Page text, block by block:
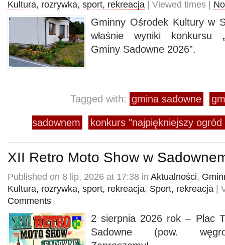
Kultura, rozrywka, sport, rekreacja | Viewed times |
Gminny Ośrodek Kultury w
właśnie wyniki konkursu
Gminy Sadowne 2026”.
Tagged with: gmina sadowne
sadownem konkurs "najpiękniejszy
XII Retro Moto Show w
Published on 8 lip, 2026 at 17:38 in Aktualności,
Kultura, rozrywka, sport, rekreacja, Sport, rekreacja |
Comments
2 sierpnia 2026 rok – Plac
Sadowne (pow.